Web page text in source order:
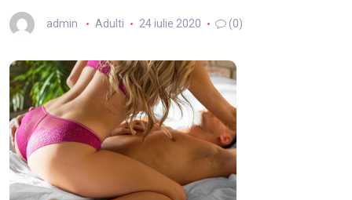
admin Adulti 24 iulie 2020 (0)